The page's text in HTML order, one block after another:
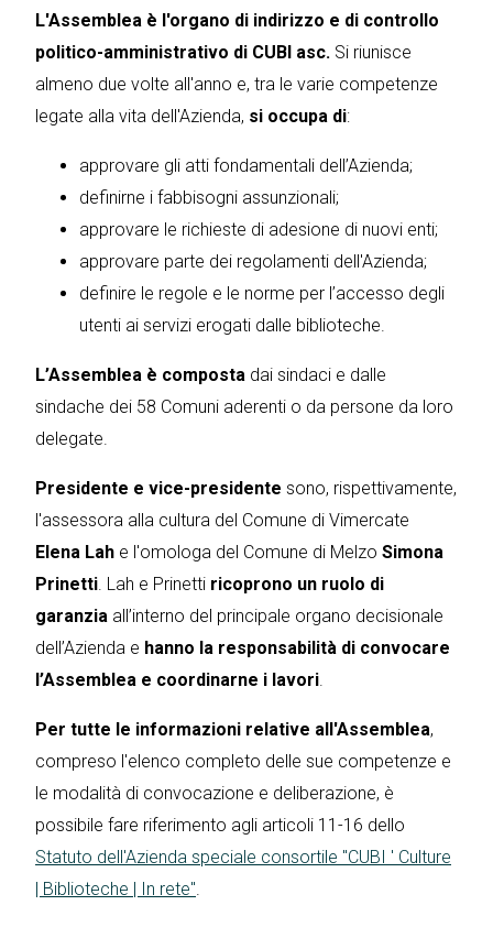
L'Assemblea è l'organo di indirizzo e di controllo
politico-amministrativo di CUBI asc. Si riunisce
almeno due volte all'anno e, tra le varie competenze
legate alla vita dell'Azienda, si occupa di:
approvare gli atti fondamentali dell’Azienda;
definirne i fabbisogni assunzionali;
approvare le richieste di adesione di nuovi enti;
approvare parte dei regolamenti dell'Azienda;
definire le regole e le norme per l’accesso degli
utenti ai servizi erogati dalle biblioteche.
L’Assemblea è composta dai sindaci e dalle
sindache dei 58 Comuni aderenti o da persone da loro
delegate.
Presidente e vice-presidente sono, rispettivamente,
l'assessora alla cultura del Comune di Vimercate
Elena Lah e l'omologa del Comune di Melzo Simona
Prinetti. Lah e Prinetti ricoprono un ruolo di
garanzia all’interno del principale organo decisionale
dell’Azienda e hanno la responsabilità di convocare
l’Assemblea e coordinarne i lavori.
Per tutte le informazioni relative all'Assemblea,
compreso l'elenco completo delle sue competenze e
le modalità di convocazione e deliberazione, è
possibile fare riferimento agli articoli 11-16 dello
Statuto dell'Azienda speciale consortile "CUBI ' Culture
| Biblioteche | In rete".